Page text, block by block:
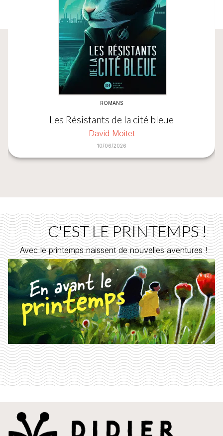
ROMANS
Les Résistants de la cité bleue
David Moitet
10/06/2026
C'EST LE PRINTEMPS !
Avec le printemps naissent de nouvelles aventures !